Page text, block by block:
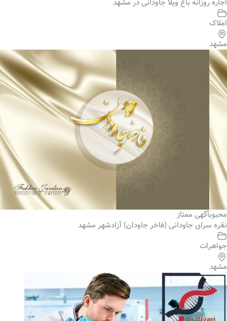
اجاره روزانه باغ ویلا جاودانی در مشهد
املاک
مشهد
محبوبآگهی ممتاز
نقره سرای جاودانی (فاخر جاودان) آزادشهر مشهد
جواهرات
مشهد